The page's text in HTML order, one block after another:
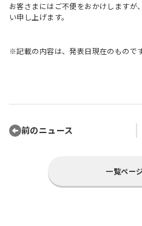
お客さまにはご不便をおかけしますが
い申し上げます。
※記載の内容は、発表日現在のものです
前のニュース
一覧ペー